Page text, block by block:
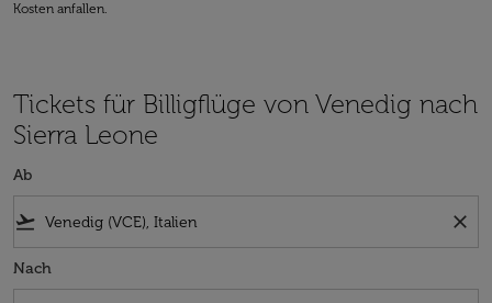
Kosten anfallen.
Tickets für Billigflüge von Venedig nach
Sierra Leone
Ab
flight_takeoff close
Nach